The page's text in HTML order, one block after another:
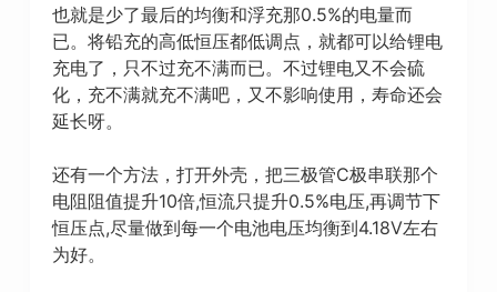
也就是少了最后的均衡和浮充那0.5%的电量而
已。将铅充的高低恒压都低调点，就都可以给锂电
充电了，只不过充不满而已。不过锂电又不会硫
化，充不满就充不满吧，又不影响使用，寿命还会
延长呀。
还有一个方法，打开外壳，把三极管C极串联那个
电阻阻值提升10倍,恒流只提升0.5%电压,再调节下
恒压点,尽量做到每一个电池电压均衡到4.18V左右
为好。